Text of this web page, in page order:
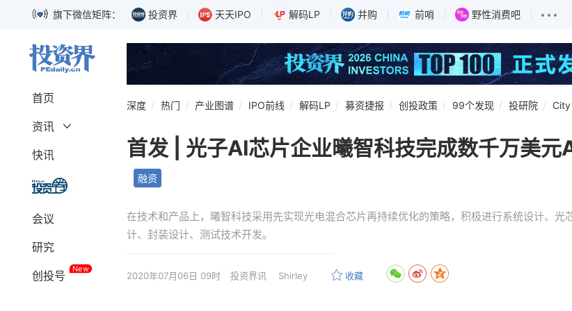
旗下微信矩阵： 投资界 天天IPO 解码LP 并购 前哨 野性消费吧
首页
资讯
深度
上市
科创板
政策
快讯
会议
研究
创投号
New
深度 热门 产业图谱 IPO前线 解码LP 募资捷报 创投政策 99个发现 投研院 City
首发 | 光子AI芯片企业曦智科技完成数千万美元
融资
在技术和产品上，曦智科技采用先实现光电混合芯片再持续优化的策略，积极进行系统设计、光
计、封装设计、测试技术开发。
2020年07月06日 09时 投资界讯 Shirley 收藏